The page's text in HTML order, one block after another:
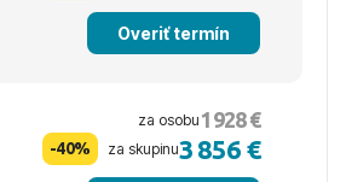
Overiť termín
za osobu 1 928 €
-40% za skupinu3 856 €